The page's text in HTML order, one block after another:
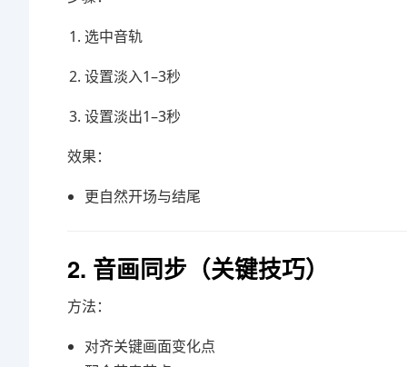
选中音轨
设置淡入1–3秒
设置淡出1–3秒
效果：
更自然开场与结尾
2. 音画同步（关键技巧）
方法：
对齐关键画面变化点